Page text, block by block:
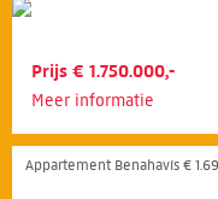
Prijs € 1.750.000,-
Meer informatie
Appartement Benahavís €